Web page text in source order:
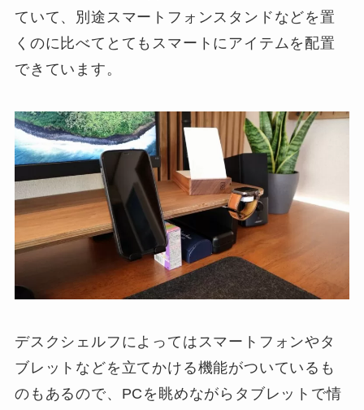
ていて、別途スマートフォンスタンドなどを置
くのに比べてとてもスマートにアイテムを配置
できています。
デスクシェルフによってはスマートフォンやタ
ブレットなどを立てかける機能がついているも
のもあるので、PCを眺めながらタブレットで情